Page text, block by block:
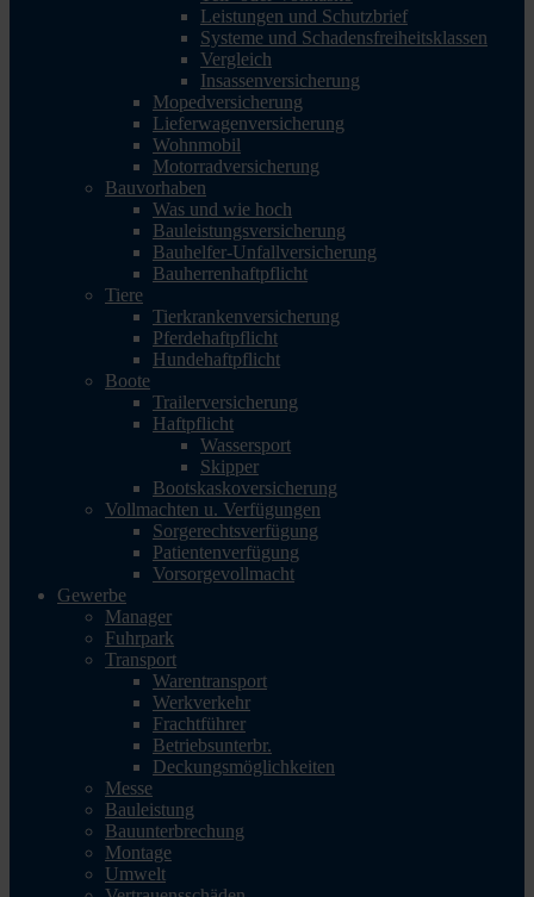
Leistungen und Schutzbrief
Systeme und Schadensfreiheitsklassen
Vergleich
Insassenversicherung
Mopedversicherung
Lieferwagenversicherung
Wohnmobil
Motorradversicherung
Bauvorhaben
Was und wie hoch
Bauleistungsversicherung
Bauhelfer-Unfallversicherung
Bauherrenhaftpflicht
Tiere
Tierkrankenversicherung
Pferdehaftpflicht
Hundehaftpflicht
Boote
Trailerversicherung
Haftpflicht
Wassersport
Skipper
Bootskaskoversicherung
Vollmachten u. Verfügungen
Sorgerechtsverfügung
Patientenverfügung
Vorsorgevollmacht
Gewerbe
Manager
Fuhrpark
Transport
Warentransport
Werkverkehr
Frachtführer
Betriebsunterbr.
Deckungsmöglichkeiten
Messe
Bauleistung
Bauunterbrechung
Montage
Umwelt